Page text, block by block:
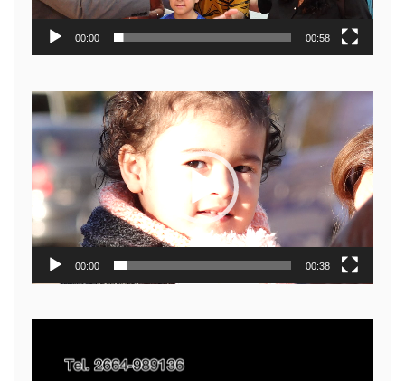
00:00 00:58
Reproductor
de
video
00:00 00:38